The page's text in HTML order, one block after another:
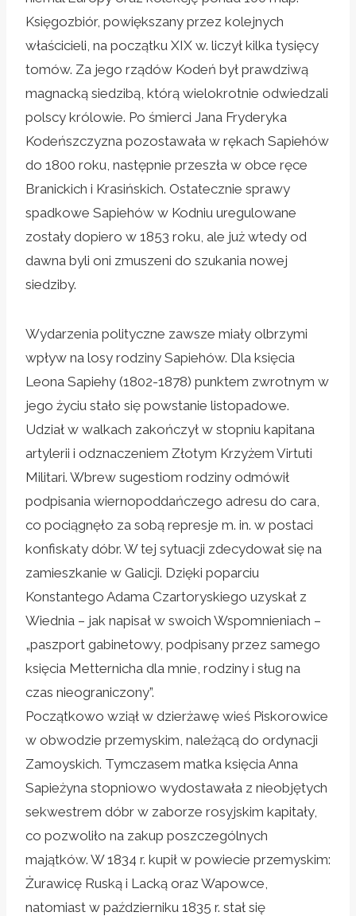
Księgozbiór, powiększany przez kolejnych
właścicieli, na początku XIX w. liczył kilka tysięcy
tomów. Za jego rządów Kodeń był prawdziwą
magnacką siedzibą, którą wielokrotnie odwiedzali
polscy królowie. Po śmierci Jana Fryderyka
Kodeńszczyzna pozostawała w rękach Sapiehów
do 1800 roku, następnie przeszła w obce ręce
Branickich i Krasińskich. Ostatecznie sprawy
spadkowe Sapiehów w Kodniu uregulowane
zostały dopiero w 1853 roku, ale już wtedy od
dawna byli oni zmuszeni do szukania nowej
siedziby.
Wydarzenia polityczne zawsze miały olbrzymi
wpływ na losy rodziny Sapiehów. Dla księcia
Leona Sapiehy (1802-1878) punktem zwrotnym w
jego życiu stało się powstanie listopadowe.
Udział w walkach zakończył w stopniu kapitana
artylerii i odznaczeniem Złotym Krzyżem Virtuti
Militari. Wbrew sugestiom rodziny odmówił
podpisania wiernopoddańczego adresu do cara,
co pociągnęło za sobą represje m. in. w postaci
konfiskaty dóbr. W tej sytuacji zdecydował się na
zamieszkanie w Galicji. Dzięki poparciu
Konstantego Adama Czartoryskiego uzyskał z
Wiednia – jak napisał w swoich Wspomnieniach –
„paszport gabinetowy, podpisany przez samego
księcia Metternicha dla mnie, rodziny i sług na
czas nieograniczony”.
Początkowo wziął w dzierżawę wieś Piskorowice
w obwodzie przemyskim, należącą do ordynacji
Zamoyskich. Tymczasem matka księcia Anna
Sapieżyna stopniowo wydostawała z nieobjętych
sekwestrem dóbr w zaborze rosyjskim kapitały,
co pozwoliło na zakup poszczególnych
majątków. W 1834 r. kupił w powiecie przemyskim:
Żurawicę Ruską i Lacką oraz Wapowce,
natomiast w październiku 1835 r. stał się